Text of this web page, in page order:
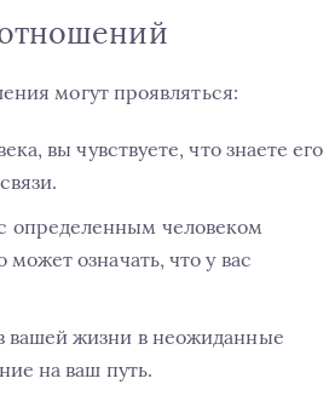
могут проявляться:
вы чувствуете, что знаете его
определенным человеком
означать, что у вас
вашей жизни в неожиданные
на ваш путь.